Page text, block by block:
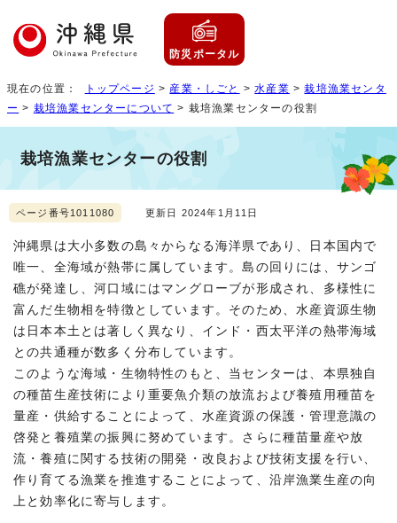
防災ポータル
現在の位置： トップページ > 産業・しごと >水産業 >栽培漁業センタ
ー > 栽培漁業センターについて > 栽培漁業センターの役割
栽培漁業センターの役割
ページ番号1011080 更新日 2024年1月11日
沖縄県は大小多数の島々からなる海洋県であり、日本国内で
唯一、全海域が熱帯に属しています。島の回りには、サンゴ
礁が発達し、河口域にはマングローブが形成され、多様性に
富んだ生物相を特徴としています。そのため、水産資源生物
は日本本土とは著しく異なり、インド・西太平洋の熱帯海域
との共通種が数多く分布しています。
このような海域・生物特性のもと、当センターは、本県独自
の種苗生産技術により重要魚介類の放流および養殖用種苗を
量産・供給することによって、水産資源の保護・管理意識の
啓発と養殖業の振興に努めています。さらに種苗量産や放
流・養殖に関する技術の開発・改良および技術支援を行い、
作り育てる漁業を推進することによって、沿岸漁業生産の向
上と効率化に寄与します。